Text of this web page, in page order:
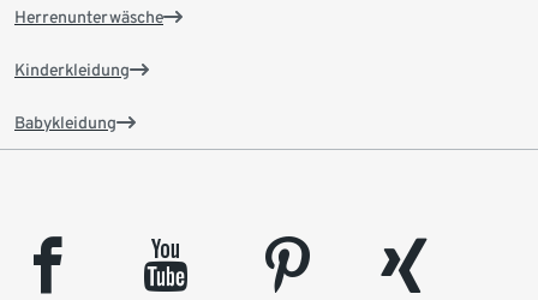
Herrenunterwäsche
Kinderkleidung
Babykleidung
facebook youtube pinterest
xing